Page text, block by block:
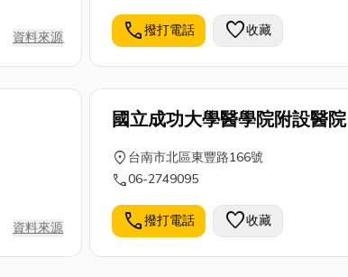
資料來源 call撥打電話 favorite收藏
資料來源
國立成功大學醫學院附設醫院
location_on 台南市北區東豐路166號
call06-2749095
call撥打電話 favorite收藏